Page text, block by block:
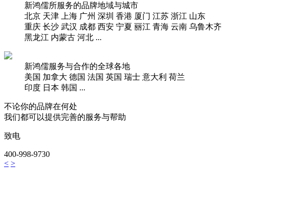
新鸿儒所服务的品牌地域与城市
北京 天津 上海 广州 深圳 香港 厦门 江苏 浙江 山东
重庆 长沙 武汉 成都 西安 宁夏 丽江 青海 云南 乌鲁木齐
黑龙江 内蒙古 河北 ...
新鸿儒服务与合作的全球各地
美国 加拿大 德国 法国 英国 瑞士 意大利 荷兰
印度 日本 韩国 ...
不论你的品牌在何处
我们都可以提供完善的服务与帮助
致电
400-998-9730
< >